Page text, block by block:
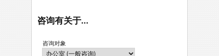
咨询有关于...
咨询对象